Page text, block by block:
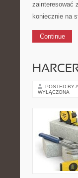
zainteresować
koniecznie na
Continue
POSTED BY
WYŁĄCZONA